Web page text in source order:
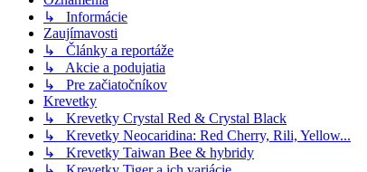
↳ Informácie
Zaujímavosti
↳ Články a reportáže
↳ Akcie a podujatia
↳ Pre začiatočníkov
Krevetky
↳ Krevetky Crystal Red & Crystal Black
↳ Krevetky Neocaridina: Red Cherry, Rili, Yellow...
↳ Krevetky Taiwan Bee & hybridy